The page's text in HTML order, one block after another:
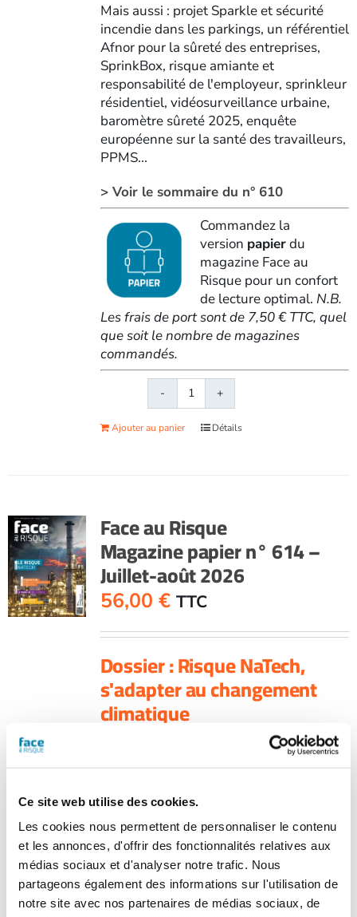
Ce site web utilise des cookies.
Les cookies nous permettent de personnaliser le contenu
et les annonces, d'offrir des fonctionnalités relatives aux
médias sociaux et d'analyser notre trafic. Nous
partageons également des informations sur l'utilisation de
notre site avec nos partenaires de médias sociaux, de
Mais aussi : projet Sparkle et sécurité
incendie dans les parkings, un référentiel
Afnor pour la sûreté des entreprises,
SprinkBox, risque amiante et
responsabilité de l'employeur, sprinkleur
résidentiel, vidéosurveillance urbaine,
baromètre sûreté 2025, enquête
européenne sur la santé des travailleurs,
PPMS...
> Voir le sommaire du n° 610
Commandez la
version papierdu
magazine Face au
Risque pour un confort
de lecture optimal. N.B.
Les frais de port sont de 7,50 € TTC, quel
que soit le nombre de magazines
commandés.
quantité
de
Face
610
-
Novembre-
décembre
2025
Ajouter au panier Détails
Face au Risque
Magazine papier n° 614 –
Juillet-août 2026
56,00 € TTC
Dossier : Risque NaTech,
s'adapter au changement
climatique
Mais aussi : Pfas, quelle réglementation
pour les émulseurs et mousses anti-
l'Estran, accident du travail mortel et
présomption d'imputabilité, extincteur
automatique par sprinkleur : les
nouveaux risques, panorama gants de
protection, fiche pratique : contrer les
cyberattaques dopées à l'IA...